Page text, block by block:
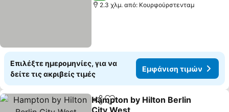
2.3 χλμ. από: Κουρφούρστενταμ
Επιλέξτε ημερομηνίες, για να
δείτε τις ακριβείς τιμές
Εμφάνιση τιμών
Κοινοποίηση
Προσθήκη στα αγαπημένα
Hampton by Hilton Berlin
City West